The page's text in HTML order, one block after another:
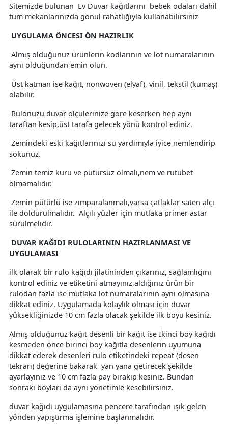
Sitemizde bulunan Ev Duvar kağıtlarını bebek odaları dahil
tüm mekanlarınızda gönül rahatlığıyla kullanabilirsiniz
UYGULAMA ÖNCESI ÖN HAZIRLIK
Almış olduğunuz ürünlerin kodlarının ve lot numaralarının
aynı olduğundan emin olun.
Üst katman ise kağıt, nonwoven (elyaf), vinil, tekstil (kumaş)
olabilir.
Rulonuzu duvar ölçülerinize göre keserken hep aynı
taraftan kesip,üst tarafa gelecek yönü kontrol ediniz.
Zemindeki eski kağıtlarınızı su yardımıyla iyice nemlendirip
sökünüz.
Zemin temiz kuru ve pütürsüz olmalı,nem ve rutubet
olmamalıdır.
Zemin pütürlü ise zımparalanmalı,varsa çatlaklar saten alçı
ile doldurulmalıdır. Alçılı yüzler için mutlaka primer astar
sürülmelidir.
DUVAR KAĞIDI RULOLARININ HAZIRLANMASI VE
UYGULAMASI
ilk olarak bir rulo kağıdı jilatininden çıkarınız, sağlamlığını
kontrol ediniz ve etiketini atmayınız,aldığınız ürün bir
rulodan fazla ise mutlaka lot numaralarının aynı olmasına
dikkat ediniz. Uygulamada kolaylık olması için duvar
yüksekliğinizde 10 cm fazla olacak şekilde ilk boyu kesiniz.
Almış olduğunuz kağıt desenli bir kağıt ise İkinci boy kağıdı
kesmeden önce birinci boy kağıtla desenlerin uyumuna
dikkat ederek desenleri rulo etiketindeki repeat (desen
tekrarı) değerine bakarak yan yana getirecek şekilde
ayarlayınız ve 10 cm fazla pay bırakıp kesiniz. Bundan
sonraki boyları da aynı yönetimle kesebilirsiniz.
duvar kağıdı uygulamasına pencere tarafından ışık gelen
yönden yapıştırma işlemine başlanmalıdır.